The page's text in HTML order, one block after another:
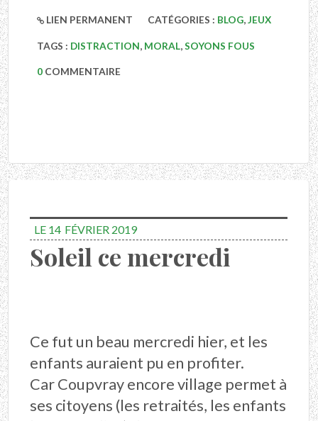
LIEN PERMANENT CATÉGORIES : BLOG,JEUX
TAGS : DISTRACTION, MORAL,SOYONS FOUS
0 COMMENTAIRE
LE 14 FÉVRIER 2019
Soleil ce mercredi
Ce fut un beau mercredi hier, et les
enfants auraient pu en profiter.
Car Coupvray encore village permet à
ses citoyens (les retraités, les enfants